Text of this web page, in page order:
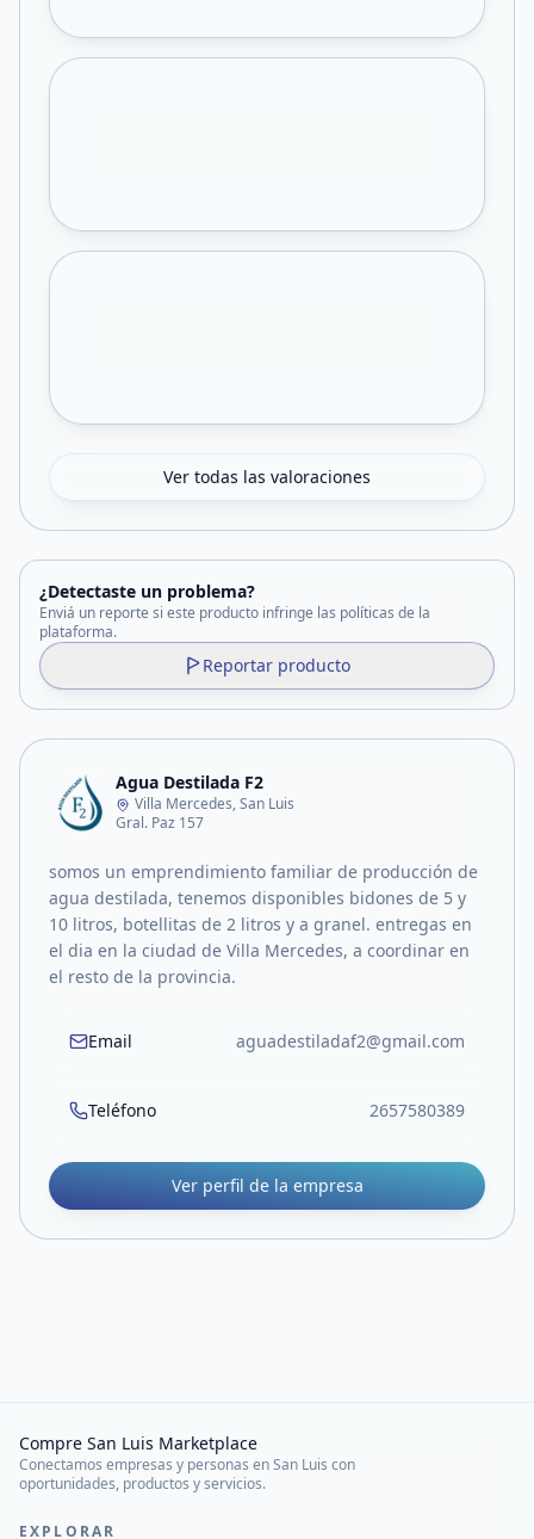
Ver todas las valoraciones
¿Detectaste un problema?
Enviá un reporte si este producto infringe las políticas de la
plataforma.
Reportar producto
Agua Destilada F2
Villa Mercedes, San Luis
Gral. Paz 157
somos un emprendimiento familiar de producción de
agua destilada, tenemos disponibles bidones de 5 y
10 litros, botellitas de 2 litros y a granel. entregas en
el dia en la ciudad de Villa Mercedes, a coordinar en
el resto de la provincia.
Email aguadestiladaf2@gmail.com
Teléfono 2657580389
Ver perfil de la empresa
Compre San Luis Marketplace
Conectamos empresas y personas en San Luis con
oportunidades, productos y servicios.
EXPLORAR